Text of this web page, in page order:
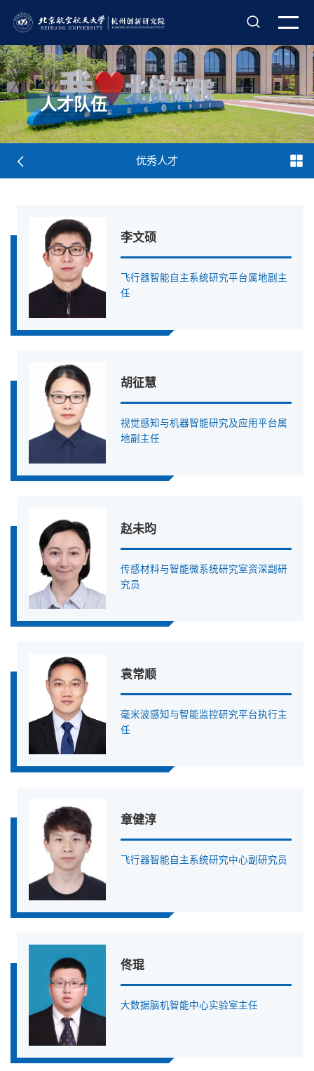
人才队伍
优秀人才
李文硕
飞行器智能自主系统研究平台属地副主
任
胡征慧
视觉感知与机器智能研究及应用平台属
地副主任
赵未昀
传感材料与智能微系统研究室资深副研
究员
袁常顺
毫米波感知与智能监控研究平台执行主
任
章健淳
飞行器智能自主系统研究中心副研究员
佟琨
大数据脑机智能中心实验室主任